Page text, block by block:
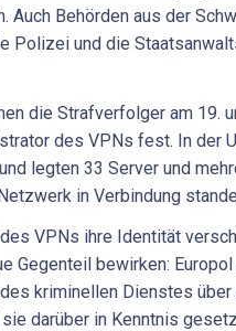
Auch Behörden aus der
Polizei und die
die Strafverfolger am 19.
des VPNs fest. In der
legten 33 Server und
in Verbindung
VPNs ihre Identität
Gegenteil bewirken:
kriminellen Dienstes über
darüber in Kenntnis